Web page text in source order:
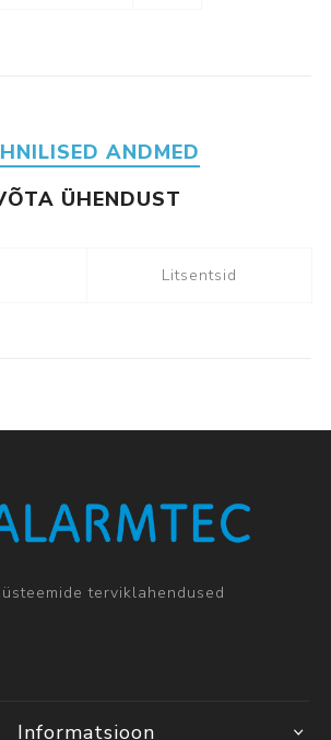
ANDMED
ÜHENDUST
Litsentsid
terviklahendused
Informatsioon